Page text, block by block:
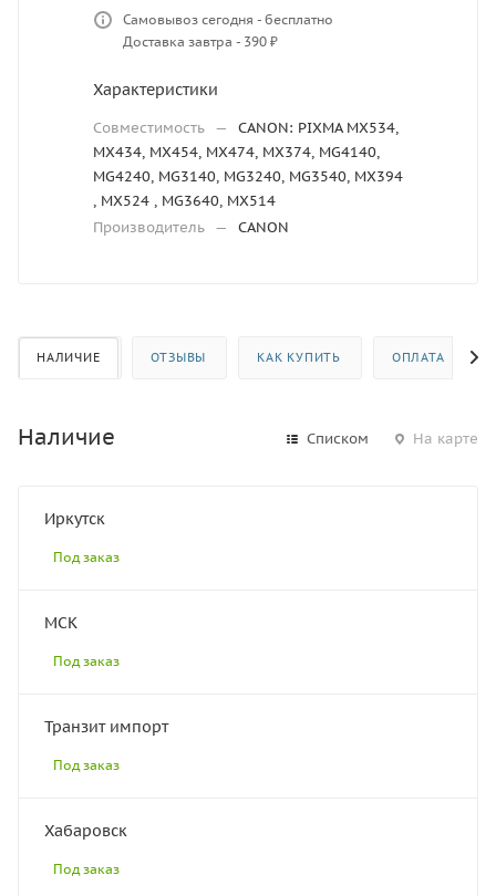
Самовывоз сегодня - бесплатно
Доставка завтра - 390 ₽
Характеристики
Совместимость —
CANON: PIXMA MX534,
MX434, MX454, MX474, MX374, MG4140,
MG4240, MG3140, MG3240, MG3540, MX394
, MX524 , MG3640, MX514
Производитель — CANON
НАЛИЧИЕ ОТЗЫВЫ КАК КУПИТЬ ОПЛАТА
Наличие Списком На карте
Иркутск
Под заказ
МСК
Под заказ
Транзит импорт
Под заказ
Хабаровск
Под заказ